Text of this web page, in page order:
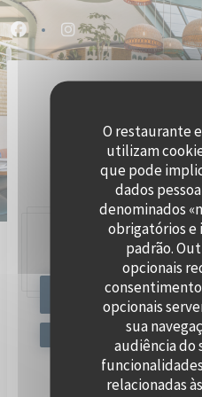
Painel de Gerenciamento de Cookies
O restaurante
utilizam
que pode
dados
denominados
obrigatórios e
padrão.
opcionais
opcionais
sua
audiência do
relacionadas
Facebook ((abre numa
Instagram ((abre
47, Quai Charles Pasqua,
RESERVAR
Mantenha-